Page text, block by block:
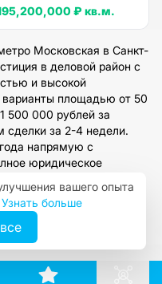
₽ кв.м.
Московская в Санкт-
в деловой район с
и высокой
площадью от 50
500 000 рублей за
сделки за 2-4 недели.
напрямую с
юридическое
сайте, чтобы получить
оптимальное
вашего опыта
Узнать больше